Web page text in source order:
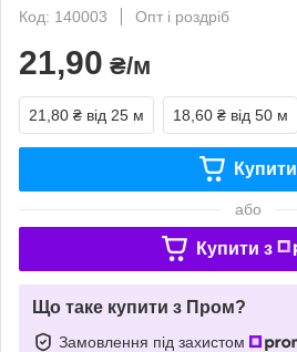
Код: 140003
Опт і роздріб
21,90 ₴/м
21,80 ₴ від 25 м 18,60 ₴ від 50 м
Купити
або
Купити з
Що таке купити з Пром?
Замовлення під захистом